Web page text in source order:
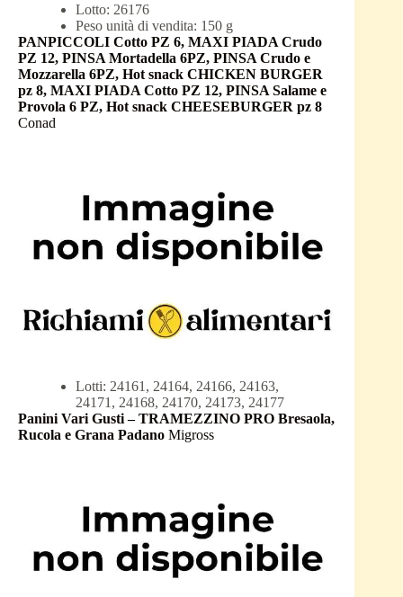
Lotto: 26176
Peso unità di vendita: 150 g
PANPICCOLI Cotto PZ 6, MAXI PIADA Crudo
PZ 12, PINSA Mortadella 6PZ, PINSA Crudo e
Mozzarella 6PZ, Hot snack CHICKEN BURGER
pz 8, MAXI PIADA Cotto PZ 12, PINSA Salame e
Provola 6 PZ, Hot snack CHEESEBURGER pz 8
Conad
Lotti: 24161, 24164, 24166, 24163,
24171, 24168, 24170, 24173, 24177
Panini Vari Gusti – TRAMEZZINO PRO Bresaola,
Rucola e Grana Padano Migross